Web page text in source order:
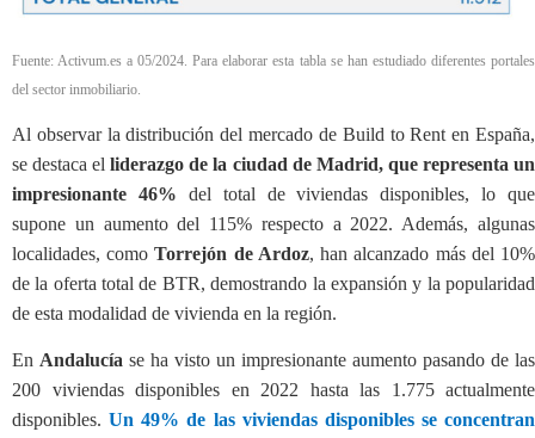
Fuente: Activum.es a 05/2024. Para elaborar esta tabla se han estudiado diferentes portales
del sector inmobiliario.
Al observar la distribución del mercado de Build to Rent en España,
se destaca elliderazgo de la ciudad de Madrid, que representa un
impresionante 46% del total de viviendas disponibles, lo que
supone un aumento del 115% respecto a 2022. Además, algunas
localidades, comoTorrejón de Ardoz, han alcanzado más del 10%
de la oferta total de BTR, demostrando la expansión y la popularidad
de esta modalidad de vivienda en la región.
En Andalucía se ha visto un impresionante aumento pasando de las
200 viviendas disponibles en 2022 hasta las 1.775 actualmente
disponibles.Un 49% de las viviendas disponibles se concentran